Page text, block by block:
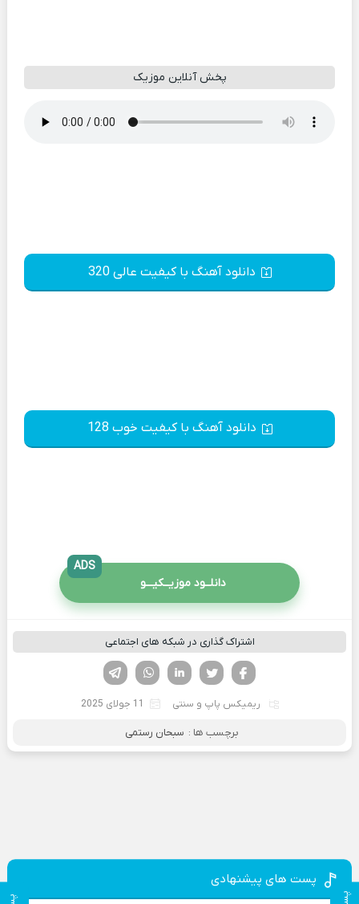
پخش آنلاین موزیک
دانلود آهنگ با کیفیت عالی 320
دانلود آهنگ با کیفیت خوب 128
دانلــود موزیــکیـــو
ADS
اشتراک گذاری در شبکه های اجتماعی
لینکدین تویتر
فیسوک
ریمیکس پاپ و سنتی 11 جولای 2025
برچسب ها : سبحان رستمی
پست های پیشنهادی